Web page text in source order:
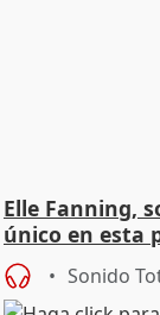
Elle Fanning,
único en esta
Sonido